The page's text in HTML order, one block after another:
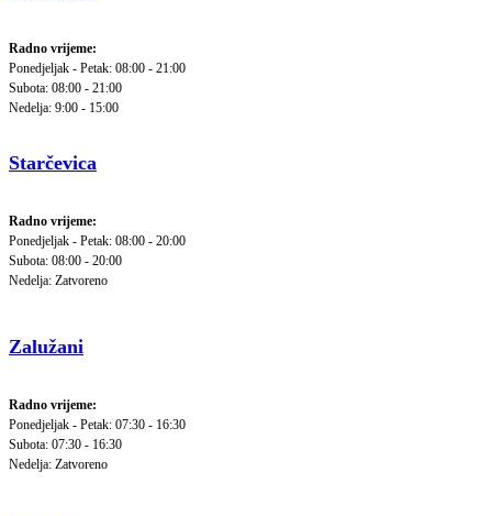
Radno vrijeme:
Ponedjeljak - Petak: 08:00 - 21:00
Subota: 08:00 - 21:00
Nedelja: 9:00 - 15:00
Starčevica
Radno vrijeme:
Ponedjeljak - Petak: 08:00 - 20:00
Subota: 08:00 - 20:00
Nedelja: Zatvoreno
Zalužani
Radno vrijeme:
Ponedjeljak - Petak: 07:30 - 16:30
Subota: 07:30 - 16:30
Nedelja: Zatvoreno